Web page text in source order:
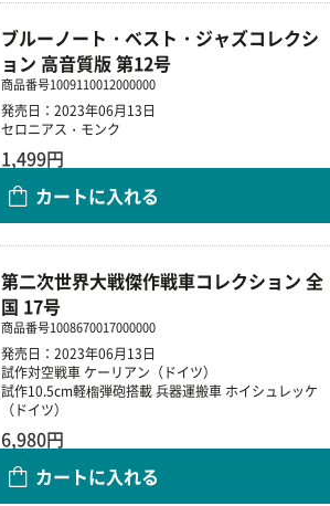
ブルーノート・ベスト・ジャズコレクシ
ョン 高音質版 第12号
商品番号1009110012000000
発売日：2023年06月13日
セロニアス・モンク
1,499円
カートに入れる
第二次世界大戦傑作戦車コレクション 全
国 17号
商品番号1008670017000000
発売日：2023年06月13日
試作対空戦車 ケーリアン（ドイツ）
試作10.5cm軽榴弾砲搭載 兵器運搬車 ホイシュレッケ
（ドイツ）
6,980円
カートに入れる